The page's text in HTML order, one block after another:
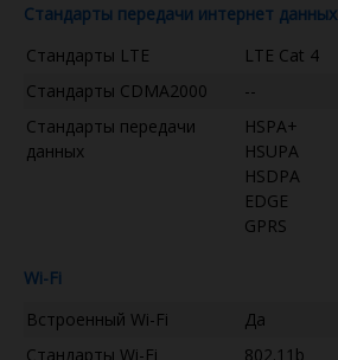
Стандарты передачи интернет данных
Стандарты LTE
LTE Cat 4
Стандарты CDMA2000
--
Стандарты передачи
данных
HSPA+
HSUPA
HSDPA
EDGE
GPRS
Wi-Fi
Встроенный Wi-Fi
Да
Стандарты Wi-Fi
802.11b